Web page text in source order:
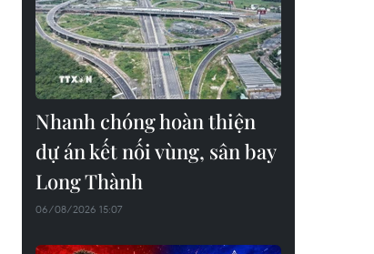
Nhanh chóng hoàn thiện
dự án kết nối vùng, sân bay
Long Thành
06/08/2026 15:07